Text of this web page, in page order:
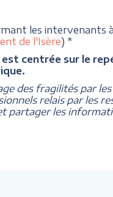
les intervenants à
de l'Isère) *
centrée sur le
des fragilités par
relais par les
partager les